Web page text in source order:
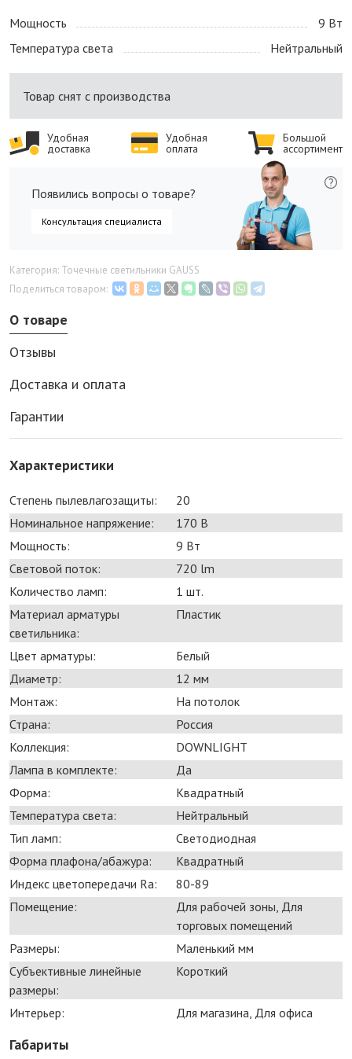
Мощность
9 Bт
Температура света
Нейтральный
Товар снят с производства
Удобная
доставка
Удобная
оплата
Большой
ассортимент
Появились вопросы о товаре?
Консультация специалиста
Категория: Точечные светильники GAUSS
Поделиться товаром:
О товаре
Отзывы
Доставка и оплата
Гарантии
Характеристики
Степень пылевлагозащиты:
20
Номинальное напряжение:
170 В
Мощность:
9 Bт
Световой поток:
720 lm
Количество ламп:
1 шт.
Материал арматуры
светильника:
Пластик
Цвет арматуры:
Белый
Диаметр:
12 мм
Монтаж:
На потолок
Страна:
Россия
Коллекция:
DOWNLIGHT
Лампа в комплекте:
Да
Форма:
Квадратный
Температура света:
Нейтральный
Тип ламп:
Светодиодная
Форма плафона/абажура:
Квадратный
Индекс цветопередачи Ra:
80-89
Помещение:
Для рабочей зоны, Для
торговых помещений
Размеры:
Маленький мм
Субъективные линейные
размеры:
Короткий
Интерьер: Для магазина, Для офиса
Габариты